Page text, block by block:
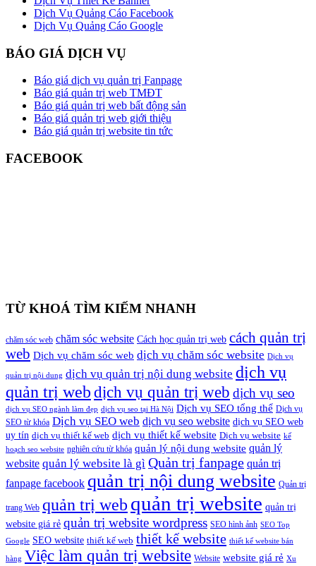
Dịch Vụ Quảng Cáo Facebook
Dịch Vụ Quảng Cáo Google
BÁO GIÁ DỊCH VỤ
Báo giá dịch vụ quản trị Fanpage
Báo giá quản trị web TMĐT
Báo giá quản trị web bất động sản
Báo giá quản trị web giới thiệu
Báo giá quản trị website tin tức
FACEBOOK
TỪ KHOÁ TÌM KIẾM NHANH
chăm sóc web chăm sóc website Cách học quản trị web cách quản trị
web Dịch vụ chăm sóc web dịch vụ chăm sóc website Dịch vụ
quản trị nội dung dịch vụ quản trị nội dung website dịch vụ
quản trị web dịch vụ quản trị web dịch vụ seo
dịch vụ SEO ngành làm đẹp dịch vụ seo tại Hà Nội Dịch vụ SEO tổng thể Dịch vụ
SEO từ khóa Dịch vụ SEO web dịch vụ seo website dịch vụ SEO web
uy tín dịch vụ thiết kế web dịch vụ thiết kế website Dịch vụ website kế
hoạch seo website nghiên cứu từ khóa quản lý nội dung website quản lý
website quản lý website là gì Quản trị fanpage quản trị
fanpage facebook quản trị nội dung website Quản trị
trang Web quản trị web quản trị website quản trị
website giá rẻ quản trị website wordpress SEO hình ảnh SEO Top
Google SEO website thiết kế web thiết kế website thiết kế website bán
hàng Việc làm quản trị website Website website giá rẻ Xu